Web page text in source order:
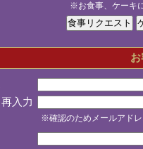
※お食事、ケーキ
入力
※確認のためメールアド